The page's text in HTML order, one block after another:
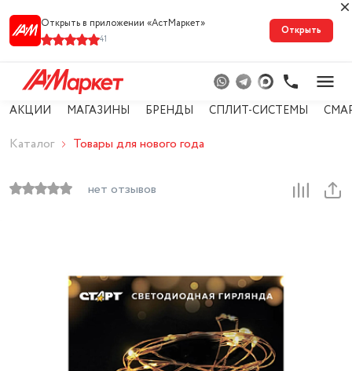
Открыть в приложении «АстМарке‪т‬»
41
Открыть
АКЦИИ МАГАЗИНЫ БРЕНДЫ СПЛИТ-СИСТЕМЫ
Каталог Товары для нового года
нет отзывов